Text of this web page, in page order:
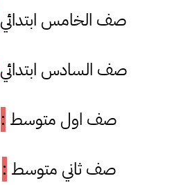
صف الخامس ابتدائي
صف السادس ابتدائي
صف اول متوسط :
صف ثاني متوسط :